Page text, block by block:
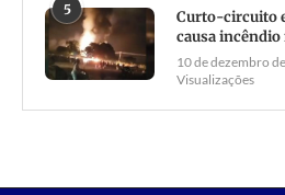
5
Curto-circuito
causa incêndio
10 de dezembro
Visualizações